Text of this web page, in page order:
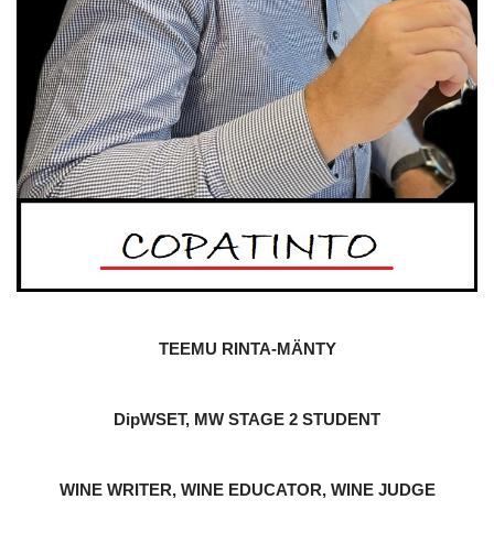
TEEMU RINTA-MÄNTY
DipWSET, MW STAGE 2 STUDENT
WINE WRITER, WINE EDUCATOR, WINE JUDGE